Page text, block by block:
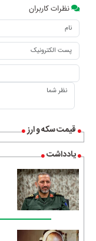
قیمت سکه و ارز
یادداشت
نظرات کاربران